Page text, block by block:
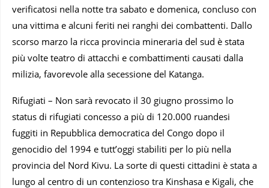
verificatosi nella notte tra sabato e domenica, concluso con
una vittima e alcuni feriti nei ranghi dei combattenti. Dallo
scorso marzo la ricca provincia mineraria del sud è stata
più volte teatro di attacchi e combattimenti causati dalla
milizia, favorevole alla secessione del Katanga.
Rifugiati – Non sarà revocato il 30 giugno prossimo lo
status di rifugiati concesso a più di 120.000 ruandesi
fuggiti in Repubblica democratica del Congo dopo il
genocidio del 1994 e tutt’oggi stabiliti per lo più nella
provincia del Nord Kivu. La sorte di questi cittadini è stata a
lungo al centro di un contenzioso tra Kinshasa e Kigali, che